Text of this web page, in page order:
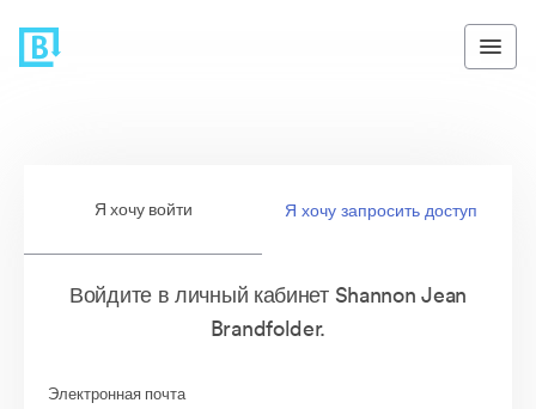
Я хочу войти Я хочу запросить доступ
Войдите в личный кабинет Shannon Jean
Brandfolder.
Электронная почта